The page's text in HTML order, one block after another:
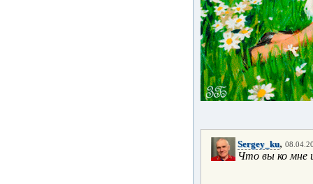
Sergey_ku,
Что вы ко мне